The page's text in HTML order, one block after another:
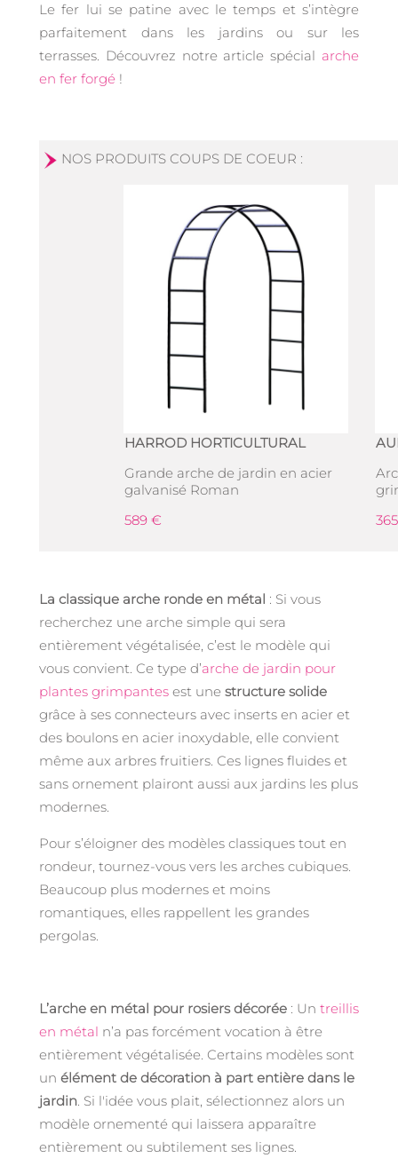
Le fer lui se patine avec le temps et s’intègre
parfaitement dans les jardins ou sur les
terrasses. Découvrez notre article spécial arche
en fer forgé !
NOS PRODUITS COUPS DE COEUR :
HARROD HORTICULTURAL
Grande arche de jardin en acier
galvanisé Roman
589 €
La classique arche ronde en métal : Si vous
recherchez une arche simple qui sera
entièrement végétalisée, c’est le modèle qui
vous convient. Ce type d’arche de jardin pour
plantes grimpantes est une structure solide
grâce à ses connecteurs avec inserts en acier et
des boulons en acier inoxydable, elle convient
même aux arbres fruitiers. Ces lignes fluides et
sans ornement plairont aussi aux jardins les plus
modernes.
Pour s’éloigner des modèles classiques tout en
rondeur, tournez-vous vers les arches cubiques.
Beaucoup plus modernes et moins
romantiques, elles rappellent les grandes
pergolas.
L’arche en métal pour rosiers décorée : Un treillis
en métal n’a pas forcément vocation à être
entièrement végétalisée. Certains modèles sont
un élément de décoration à part entière dans le
jardin. Si l'idée vous plait, sélectionnez alors un
modèle ornementé qui laissera apparaître
entièrement ou subtilement ses lignes.